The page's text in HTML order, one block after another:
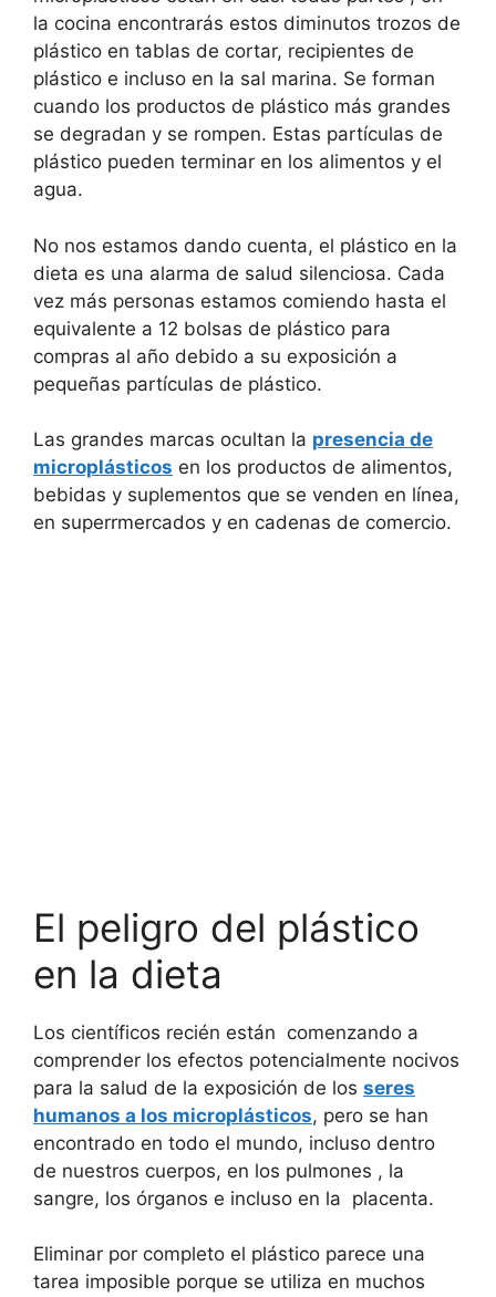
la cocina encontrarás estos diminutos trozos de
plástico en tablas de cortar, recipientes de
plástico e incluso en la sal marina. Se forman
cuando los productos de plástico más grandes
se degradan y se rompen. Estas partículas de
plástico pueden terminar en los alimentos y el
agua.
No nos estamos dando cuenta, el plástico en la
dieta es una alarma de salud silenciosa. Cada
vez más personas estamos comiendo hasta el
equivalente a 12 bolsas de plástico para
compras al año debido a su exposición a
pequeñas partículas de plástico.
Las grandes marcas ocultan la presencia de
microplásticos en los productos de alimentos,
bebidas y suplementos que se venden en línea,
en superrmercados y en cadenas de comercio.
El peligro del plástico
en la dieta
Los científicos recién están comenzando a
comprender los efectos potencialmente nocivos
para la salud de la exposición de los seres
humanos a los microplásticos, pero se han
encontrado en todo el mundo, incluso dentro
de nuestros cuerpos, en los pulmones , la
sangre, los órganos e incluso en la placenta.
Eliminar por completo el plástico parece una
tarea imposible porque se utiliza en muchos